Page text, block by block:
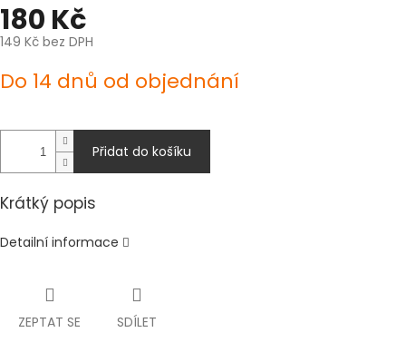
180 Kč
149 Kč bez DPH
cena:
Do 14 dnů od objednání
Přidat do košíku
Krátký popis
Detailní informace
ZEPTAT SE SDÍLET